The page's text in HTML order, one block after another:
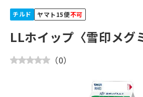
チルド ヤマト15便不可
LLホイップ〈雪印メグ
（0）